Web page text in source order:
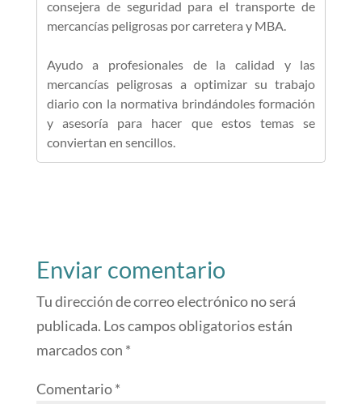
consejera de seguridad para el transporte de
mercancías peligrosas por carretera y MBA.
Ayudo a profesionales de la calidad y las
mercancías peligrosas a optimizar su trabajo
diario con la normativa brindándoles formación
y asesoría para hacer que estos temas se
conviertan en sencillos.
Enviar comentario
Tu dirección de correo electrónico no será
publicada. Los campos obligatorios están
marcados con *
Comentario*